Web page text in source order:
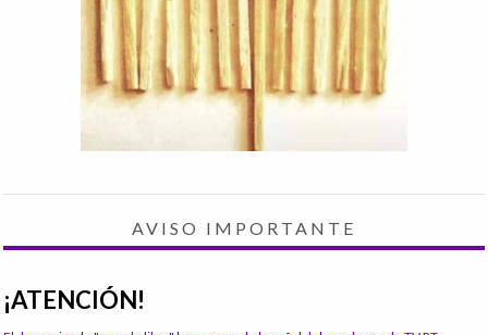
AVISO IMPORTANTE
¡ATENCIÓN!